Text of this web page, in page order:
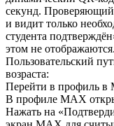
секунд. Проверяющий
и видит только
студента
этом не отображаются.
Пользовательский
возраста:
Перейти в профиль в
В профиле MAX
Нажать на